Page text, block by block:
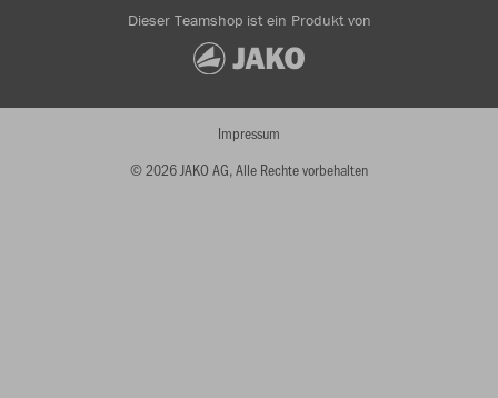
Dieser Teamshop ist ein Produkt von
© 2026 JAKO AG, Alle Rechte vorbehalten
Impressum